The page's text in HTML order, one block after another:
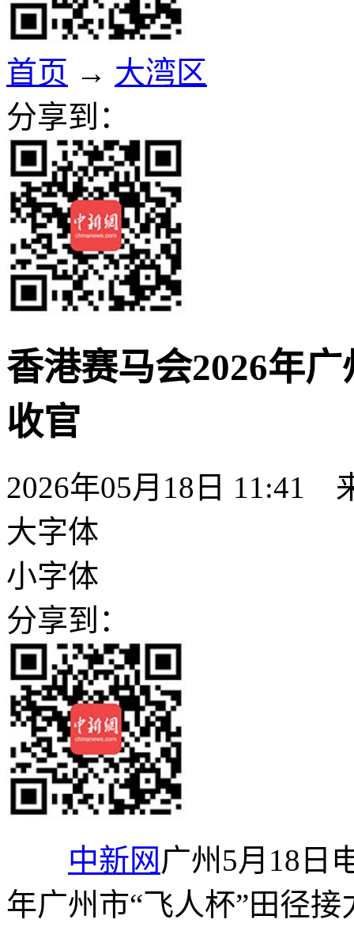
首页 → 大湾区
分享到：
香港赛马会2026年
收官
2026年05月18日 11:41
大字体
小字体
分享到：
中新网 广州5月18日
年广州市“飞人杯”田径